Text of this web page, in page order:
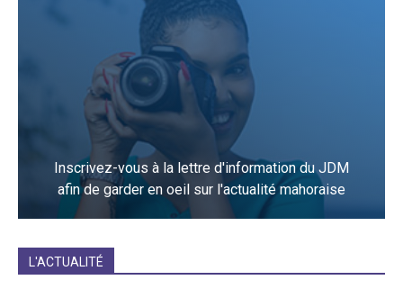
Inscrivez-vous à la lettre d'information du JDM
afin de garder en oeil sur l'actualité mahoraise
L'ACTUALITÉ